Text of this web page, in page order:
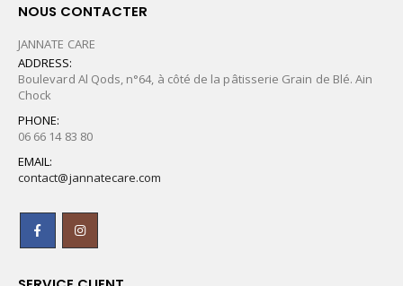
NOUS CONTACTER
JANNATE CARE
ADDRESS:
Boulevard Al Qods, n°64, à côté de la pâtisserie Grain de Blé. Ain
Chock
PHONE:
06 66 14 83 80
EMAIL:
contact@jannatecare.com